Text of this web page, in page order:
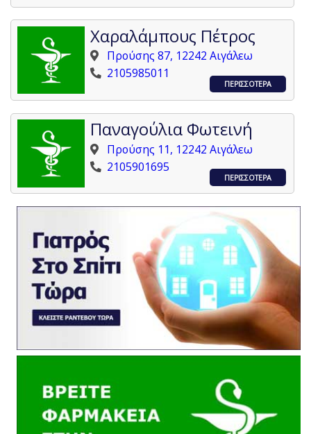
Χαραλάμπους Πέτρος
Προύσης 87, 12242 Αιγάλεω
2105985011
ΠΕΡΙΣΣΟΤΕΡΑ
Παναγούλια Φωτεινή
Προύσης 11, 12242 Αιγάλεω
2105901695
ΠΕΡΙΣΣΟΤΕΡΑ